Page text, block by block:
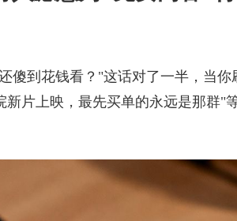
傻到花钱看？"这话对了一半，当你
片上映，最先买单的永远是那群"